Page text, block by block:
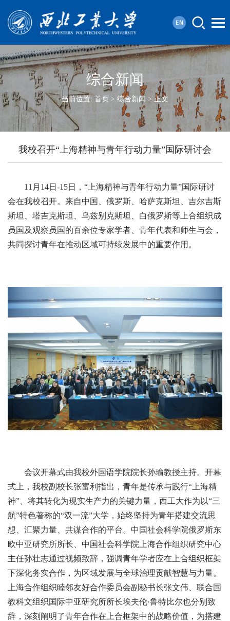
综合新闻
当前位置: 首页 > 综合新闻 > 正文
我校召开“上海精神与青年行动力量”国际研讨会
11月14日-15日，“上海精神与青年行动力量”国际研讨
会在我校召开。来自中国、俄罗斯、哈萨克斯坦、吉尔吉斯
斯坦、塔吉克斯坦、乌兹别克斯坦、白俄罗斯等上合组织成
员国及观察员国的百余位专家学者、青年代表和师生与会，
共同探讨青年在推动区域可持续发展中的重要作用。
会议开幕式由我校外国语学院院长孙瑜教授主持。开幕
式上，我校副校长张富利指出，青年是传承与践行“上海精
神”、将其转化为现实生产力的关键力量，西工大作为以“三
航”特色著称的“双一流”大学，始终坚持为青年搭建交流思
想、汇聚力量、共谋合作的平台。中国社会科学院俄罗斯东
欧中亚研究所所长、中国社会科学院上海合作组织研究中心
主任孙壮志通过视频致辞，强调青年学者应在上合组织框架
下深化务实合作，为区域发展与全球治理贡献智慧与力量。
上海合作组织睦邻友好合作委员会副秘书长张文伟、联合国
教科文组织国际中亚研究所所长埃夫伦·鲁特比尔也分别致
辞，深刻阐明了青年合作在上合框架中的战略价值，为搭建